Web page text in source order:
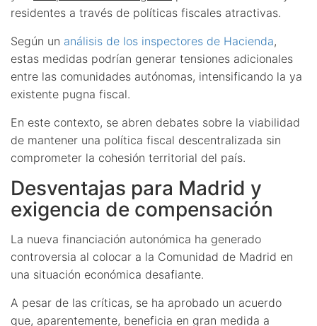
residentes a través de políticas fiscales atractivas.
Según un análisis de los inspectores de Hacienda,
estas medidas podrían generar tensiones adicionales
entre las comunidades autónomas, intensificando la ya
existente pugna fiscal.
En este contexto, se abren debates sobre la viabilidad
de mantener una política fiscal descentralizada sin
comprometer la cohesión territorial del país.
Desventajas para Madrid y
exigencia de compensación
La nueva financiación autonómica ha generado
controversia al colocar a la Comunidad de Madrid en
una situación económica desafiante.
A pesar de las críticas, se ha aprobado un acuerdo
que, aparentemente, beneficia en gran medida a